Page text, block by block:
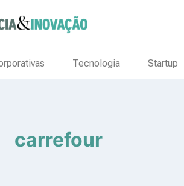
Tecnologia Startup
carrefour